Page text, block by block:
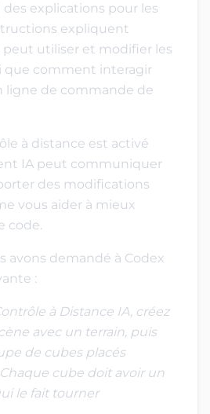
explications pour les
expliquent
utiliser et modifier les
que comment interagir
ligne de commande de
à distance est activé
IA peut communiquer
des modifications
vous aider à mieux
code.
avons demandé à Codex
:
à Distance IA, créez
avec un terrain, puis
de cubes placés
cube doit avoir un
le fait tourner